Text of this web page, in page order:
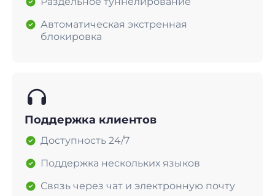
Автоматическая экстренная
блокировка
Поддержка клиентов
Доступность 24/7
Поддержка нескольких языков
Связь через чат и электронную почту